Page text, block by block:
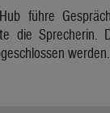
führe
die Sprecherin.
werden.